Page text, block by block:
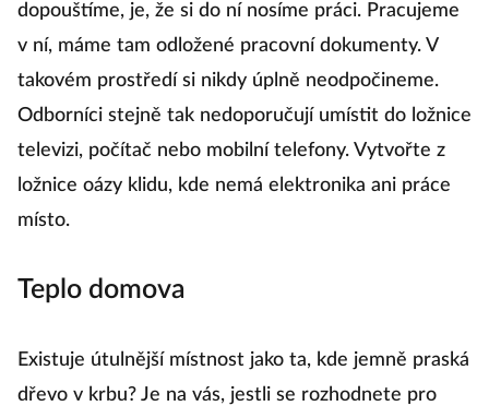
dopouštíme, je, že si do ní nosíme práci. Pracujeme
v ní, máme tam odložené pracovní dokumenty. V
takovém prostředí si nikdy úplně neodpočineme.
Odborníci stejně tak nedoporučují umístit do ložnice
televizi, počítač nebo mobilní telefony. Vytvořte z
ložnice oázy klidu, kde nemá elektronika ani práce
místo.
Teplo domova
Existuje útulnější místnost jako ta, kde jemně praská
dřevo v krbu? Je na vás, jestli se rozhodnete pro